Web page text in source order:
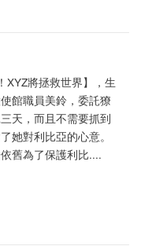
XYZ將拯救世界】，生
館職員美鈴，委託獠
天，而且不需要抓到
她對利比亞的心意。
舊為了保護利比....